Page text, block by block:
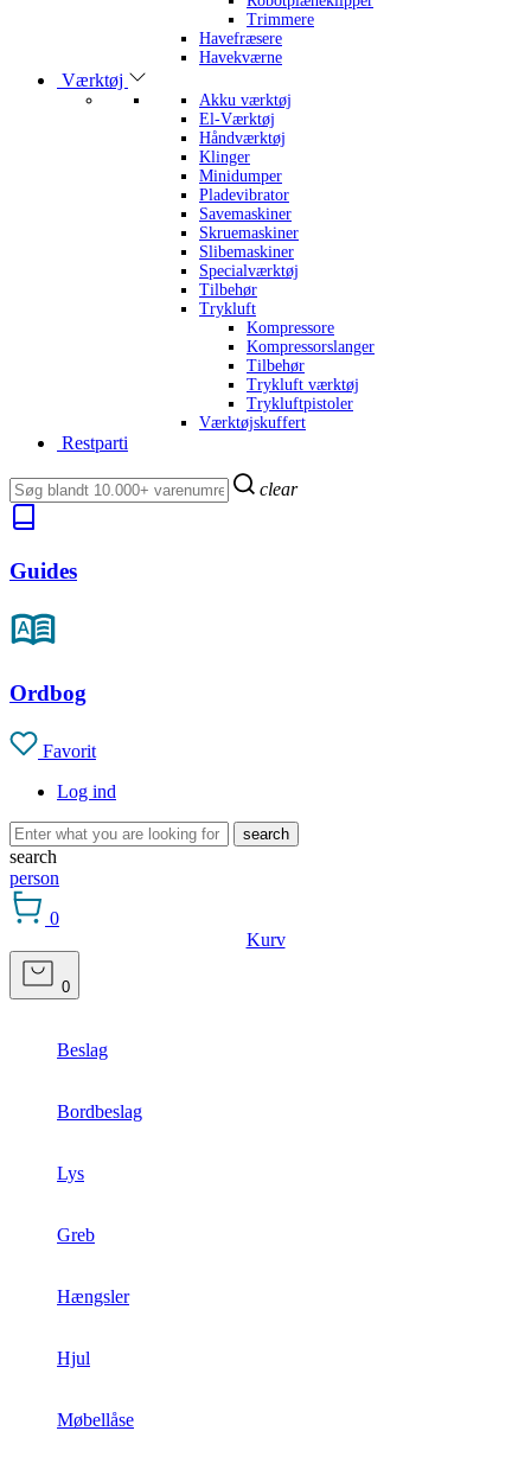
Trimmere
Havefræsere
Havekværne
Værktøj
Akku værktøj
El-Værktøj
Håndværktøj
Klinger
Minidumper
Pladevibrator
Savemaskiner
Skruemaskiner
Slibemaskiner
Specialværktøj
Tilbehør
Trykluft
Kompressore
Kompressorslanger
Tilbehør
Trykluft værktøj
Trykluftpistoler
Værktøjskuffert
Restparti
clear
Guides
Ordbog
Favorit
Log ind
search
search
person
0
Kurv
0
Beslag
Bordbeslag
Lys
Greb
Hængsler
Hjul
Møbellåse